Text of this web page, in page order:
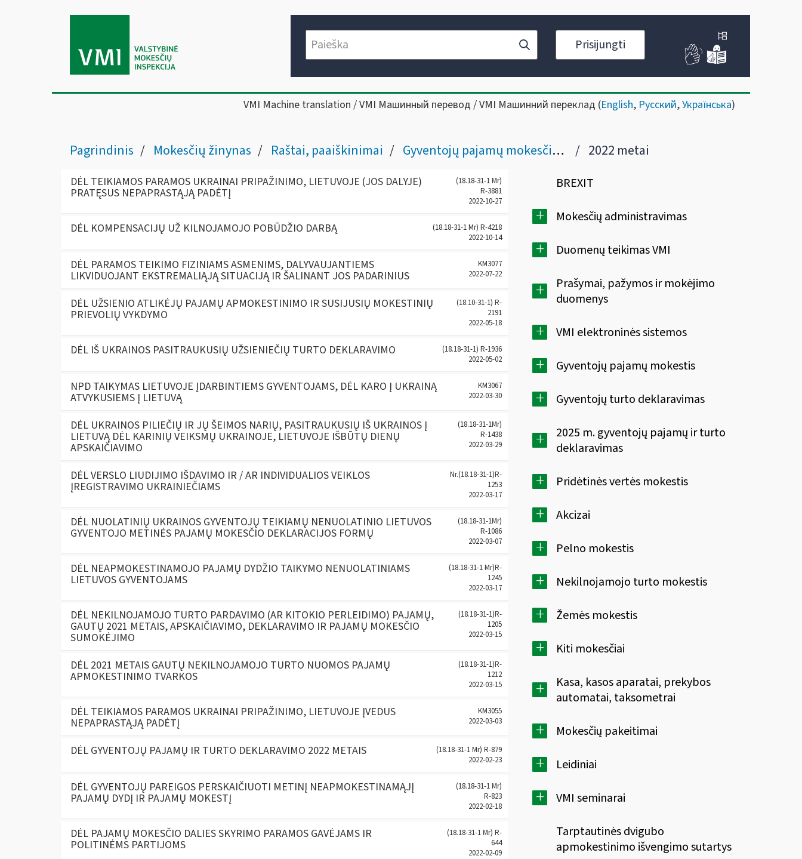
Prisijungti
VMI Machine translation / VMI Машинный перевод / VMI Машинний переклад (English, Русский,Українська)
Pagrindinis Mokesčių žinynas Raštai, paaiškinimai Gyventojų pajamų mokesčio klausimais 2022 metai
BREXIT
+ Mokesčių administravimas
+ Duomenų teikimas VMI
+
Prašymai, pažymos ir mokėjimo
duomenys
+ VMI elektroninės sistemos
+ Gyventojų pajamų mokestis
+ Gyventojų turto deklaravimas
+
2025 m. gyventojų pajamų ir turto
deklaravimas
+ Pridėtinės vertės mokestis
+ Akcizai
+ Pelno mokestis
+ Nekilnojamojo turto mokestis
+ Žemės mokestis
+ Kiti mokesčiai
+
Kasa, kasos aparatai, prekybos
automatai, taksometrai
+ Mokesčių pakeitimai
+ Leidiniai
+
VMI seminarai
Tarptautinės dvigubo
apmokestinimo išvengimo sutartys
DĖL TEIKIAMOS PARAMOS UKRAINAI PRIPAŽINIMO, LIETUVOJE (JOS DALYJE)
PRATĘSUS NEPAPRASTĄJĄ PADĖTĮ
(18.18-31-1 Mr)
R-3881
2022-10-27
DĖL KOMPENSACIJŲ UŽ KILNOJAMOJO POBŪDŽIO DARBĄ
(18.18-31-1 Mr) R-4218
2022-10-14
DĖL PARAMOS TEIKIMO FIZINIAMS ASMENIMS, DALYVAUJANTIEMS
LIKVIDUOJANT EKSTREMALIĄJĄ SITUACIJĄ IR ŠALINANT JOS PADARINIUS
KM3077
2022-07-22
DĖL UŽSIENIO ATLIKĖJŲ PAJAMŲ APMOKESTINIMO IR SUSIJUSIŲ MOKESTINIŲ
PRIEVOLIŲ VYKDYMO
(18.10-31-1) R-
2191
2022-05-18
DĖL IŠ UKRAINOS PASITRAUKUSIŲ UŽSIENIEČIŲ TURTO DEKLARAVIMO
(18.18-31-1) R-1936
2022-05-02
NPD TAIKYMAS LIETUVOJE ĮDARBINTIEMS GYVENTOJAMS, DĖL KARO Į UKRAINĄ
ATVYKUSIEMS Į LIETUVĄ
KM3067
2022-03-30
DĖL UKRAINOS PILIEČIŲ IR JŲ ŠEIMOS NARIŲ, PASITRAUKUSIŲ IŠ UKRAINOS Į
LIETUVĄ DĖL KARINIŲ VEIKSMŲ UKRAINOJE, LIETUVOJE IŠBŪTŲ DIENŲ
APSKAIČIAVIMO
(18.18-31-1Mr)
R-1438
2022-03-29
DĖL VERSLO LIUDIJIMO IŠDAVIMO IR / AR INDIVIDUALIOS VEIKLOS
ĮREGISTRAVIMO UKRAINIEČIAMS
Nr.(18.18-31-1)R-
1253
2022-03-17
DĖL NUOLATINIŲ UKRAINOS GYVENTOJŲ TEIKIAMŲ NENUOLATINIO LIETUVOS
GYVENTOJO METINĖS PAJAMŲ MOKESČIO DEKLARACIJOS FORMŲ
(18.18-31-1Mr)
R-1086
2022-03-07
DĖL NEAPMOKESTINAMOJO PAJAMŲ DYDŽIO TAIKYMO NENUOLATINIAMS
LIETUVOS GYVENTOJAMS
(18.18-31-1 Mr)R-
1245
2022-03-17
DĖL NEKILNOJAMOJO TURTO PARDAVIMO (AR KITOKIO PERLEIDIMO) PAJAMŲ,
GAUTŲ 2021 METAIS, APSKAIČIAVIMO, DEKLARAVIMO IR PAJAMŲ MOKESČIO
SUMOKĖJIMO
(18.18-31-1)R-
1205
2022-03-15
DĖL 2021 METAIS GAUTŲ NEKILNOJAMOJO TURTO NUOMOS PAJAMŲ
APMOKESTINIMO TVARKOS
(18.18-31-1)R-
1212
2022-03-15
DĖL TEIKIAMOS PARAMOS UKRAINAI PRIPAŽINIMO, LIETUVOJE ĮVEDUS
NEPAPRASTĄJĄ PADĖTĮ
KM3055
2022-03-03
DĖL GYVENTOJŲ PAJAMŲ IR TURTO DEKLARAVIMO 2022 METAIS
(18.18-31-1 Mr) R-879
2022-02-23
DĖL GYVENTOJŲ PAREIGOS PERSKAIČIUOTI METINĮ NEAPMOKESTINAMĄJĮ
PAJAMŲ DYDĮ IR PAJAMŲ MOKESTĮ
(18.18-31-1 Mr)
R-823
2022-02-18
DĖL PAJAMŲ MOKESČIO DALIES SKYRIMO PARAMOS GAVĖJAMS IR
POLITINĖMS PARTIJOMS
(18.18-31-1 Mr) R-
644
2022-02-09